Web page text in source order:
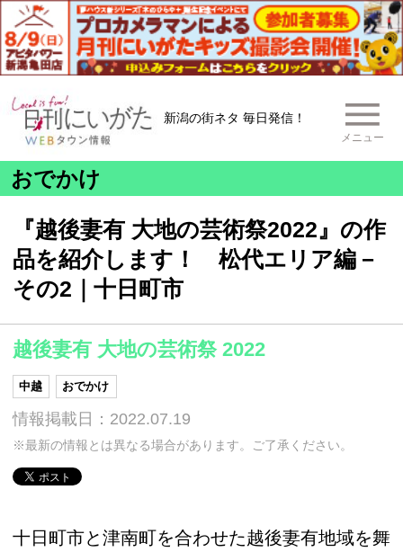
新潟の街ネタ 毎日発信！
メニュー
おでかけ
『越後妻有 大地の芸術祭2022』の作
品を紹介します！ 松代エリア編－
その2｜十日町市
越後妻有 大地の芸術祭 2022
中越 おでかけ
情報掲載日：2022.07.19
※最新の情報とは異なる場合があります。ご了承ください。
十日町市と津南町を合わせた越後妻有地域を舞